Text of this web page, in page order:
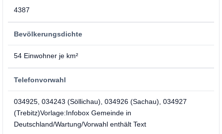
4387
Bevölkerungsdichte
54 Einwohner je km²
Telefonvorwahl
034925, 034243 (Söllichau), 034926 (Sachau), 034927
(Trebitz)Vorlage:Infobox Gemeinde in
Deutschland/Wartung/Vorwahl enthält Text